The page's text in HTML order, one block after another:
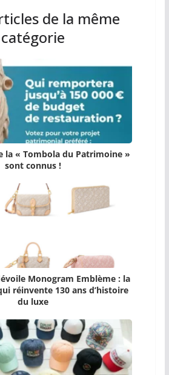
de la même
catégorie
la « Tombola du Patrimoine »
sont connus !
Monogram Emblème : la
réinvente 130 ans d’histoire
du luxe